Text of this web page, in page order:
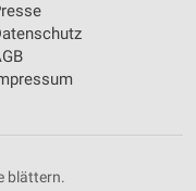
blättern.